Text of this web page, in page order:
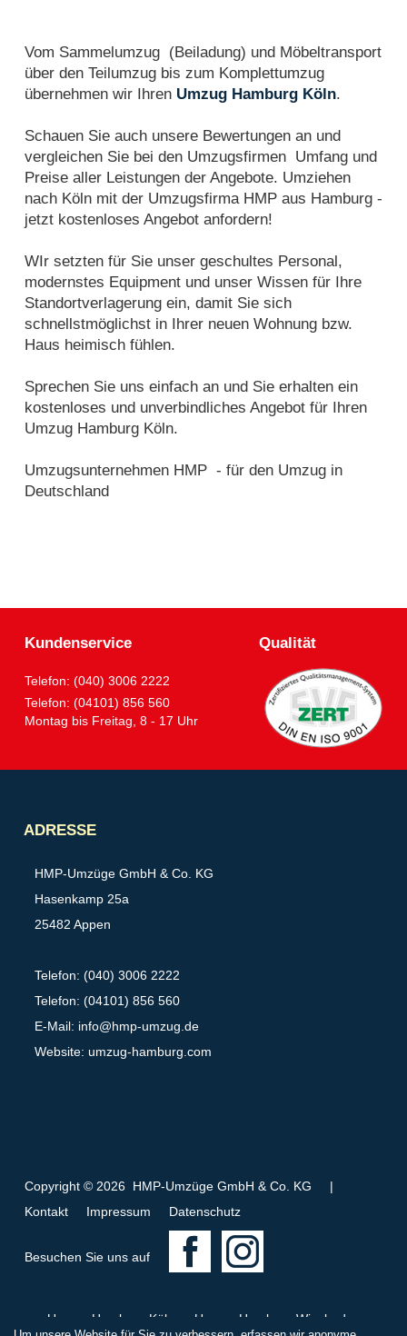
Vom Sammelumzug (Beiladung) und Möbeltransport
über den Teilumzug bis zum Komplettumzug
übernehmen wir Ihren Umzug Hamburg Köln.
Schauen Sie auch unsere Bewertungen an und
vergleichen Sie bei den Umzugsfirmen Umfang und
Preise aller Leistungen der Angebote. Umziehen
nach Köln mit der Umzugsfirma HMP aus Hamburg -
jetzt kostenloses Angebot anfordern!
WIr setzten für Sie unser geschultes Personal,
modernstes Equipment und unser Wissen für Ihre
Standortverlagerung ein, damit Sie sich
schnellstmöglichst in Ihrer neuen Wohnung bzw.
Haus heimisch fühlen.
Sprechen Sie uns einfach an und Sie erhalten ein
kostenloses und unverbindliches Angebot für Ihren
Umzug Hamburg Köln.
Umzugsunternehmen HMP - für den Umzug in
Deutschland
Kundenservice
Telefon: (040) 3006 2222
Telefon: (04101) 856 560
Montag bis Freitag, 8 - 17 Uhr
Qualität
ADRESSE
HMP-Umzüge GmbH & Co. KG
Hasenkamp 25a
25482 Appen
Telefon: (040) 3006 2222
Telefon: (04101) 856 560
E-Mail: info@hmp-umzug.de
Website: umzug-hamburg.com
Copyright © 2026 HMP-Umzüge GmbH & Co. KG
|
Kontakt
Impressum Datenschutz
Besuchen Sie uns auf
Umzug Hamburg Köln Umzug Hamburg Wiesbaden